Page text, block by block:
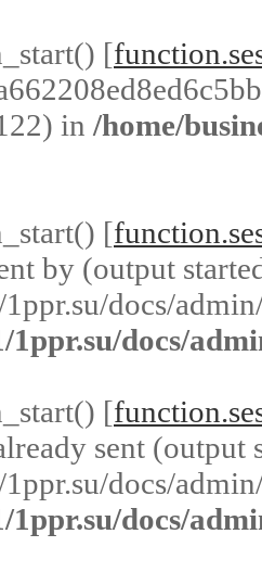
[
in /home/
[
by (output
docs/
1ppr.su/docs/
[
sent (output
docs/
1ppr.su/docs/